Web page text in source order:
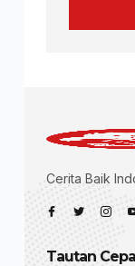
Cerita Baik
Tautan